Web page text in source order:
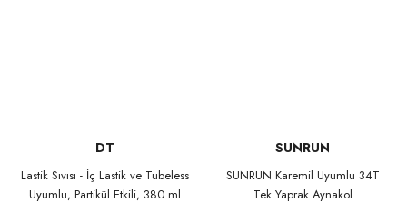
DT
Lastik Sıvısı - İç Lastik ve Tubeless
Uyumlu, Partikül Etkili, 380 ml
SUNRUN
SUNRUN Karemil Uyumlu 34T
Tek Yaprak Aynakol